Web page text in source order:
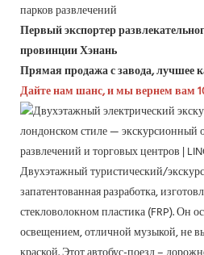
парков развлечений
Первый экспортер
провинции Хэнань
Прямая продажа с завода, лучшее
Дайте нам шанс, и мы вернем вам
Двухэтажный туристический/
запатентованная разработка,
стекловолокном пластика (FRP). Он
освещением, отличной музыкой, не